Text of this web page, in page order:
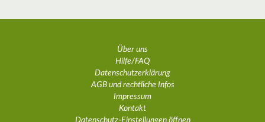
Über uns
Hilfe/FAQ
Datenschutzerklärung
AGB und rechtliche Infos
Impressum
Kontakt
Datenschutz-Einstellungen öffnen